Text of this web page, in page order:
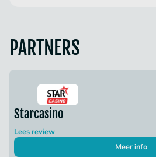
PARTNERS
Starcasino
Lees review
Meer info